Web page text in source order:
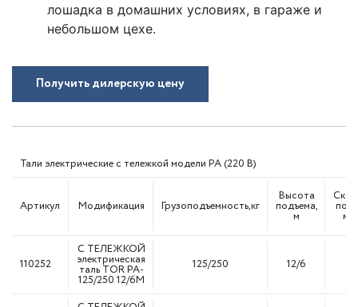
лошадка в домашних условиях, в гараже и
небольшом цехе.
Получить дилерскую цену
Тали электрические с тележкой модели РА (220 В)
Артикул Модификация Грузоподъемность,кг
Высота
подъема,
м м/
110252
С ТЕЛЕЖКОЙ
электрическая
таль TOR PA-
125/250 12/6M
125/250 12/6